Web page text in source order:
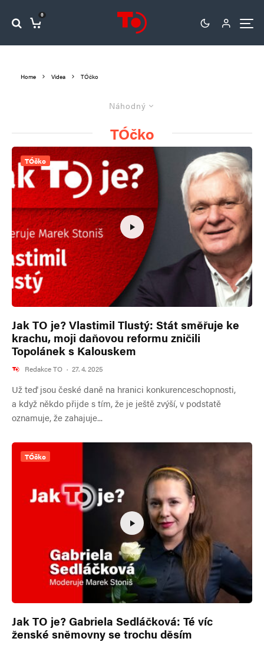
0
Home Videa TÓčko
Náhodný
TÓčko
TÓčko
Jak TO je? Vlastimil Tlustý: Stát směřuje ke
krachu, moji daňovou reformu zničili
Topolánek s Kalouskem
Redakce TO · 27. 4. 2025
Už teď jsou české daně na hranici konkurenceschopnosti,
a když někdo přijde s tím, že je ještě zvýší, v podstatě
oznamuje, že zahajuje...
TÓčko
Jak TO je? Gabriela Sedláčková: Té víc
ženské sněmovny se trochu děsím